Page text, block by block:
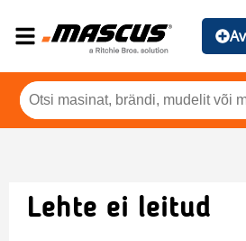
Lehte ei leitud